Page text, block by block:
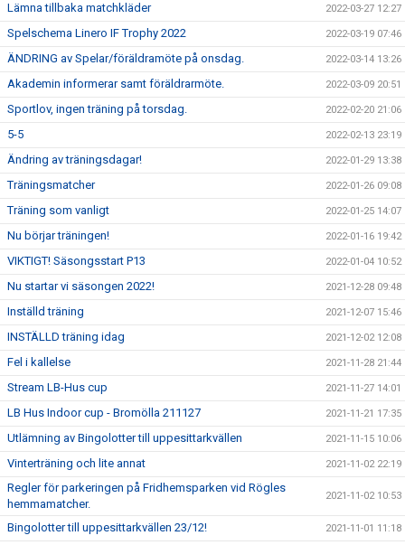
Lämna tillbaka matchkläder 2022-03-27 12:27
Spelschema Linero IF Trophy 2022 2022-03-19 07:46
ÄNDRING av Spelar/föräldramöte på onsdag. 2022-03-14 13:26
Akademin informerar samt föräldrarmöte. 2022-03-09 20:51
Sportlov, ingen träning på torsdag. 2022-02-20 21:06
5-5 2022-02-13 23:19
Ändring av träningsdagar! 2022-01-29 13:38
Träningsmatcher 2022-01-26 09:08
Träning som vanligt 2022-01-25 14:07
Nu börjar träningen! 2022-01-16 19:42
VIKTIGT! Säsongsstart P13 2022-01-04 10:52
Nu startar vi säsongen 2022! 2021-12-28 09:48
Inställd träning 2021-12-07 15:46
INSTÄLLD träning idag 2021-12-02 12:08
Fel i kallelse 2021-11-28 21:44
Stream LB-Hus cup 2021-11-27 14:01
LB Hus Indoor cup - Bromölla 211127 2021-11-21 17:35
Utlämning av Bingolotter till uppesittarkvällen 2021-11-15 10:06
Vinterträning och lite annat 2021-11-02 22:19
Regler för parkeringen på Fridhemsparken vid Rögles
hemmamatcher.
2021-11-02 10:53
Bingolotter till uppesittarkvällen 23/12! 2021-11-01 11:18